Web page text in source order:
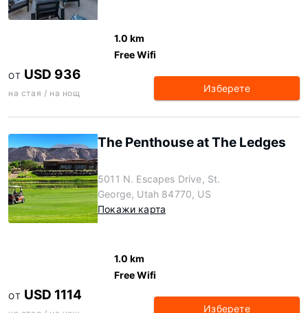
1.0 km
Free Wifi
ОТ USD 936
на стая / на нощ Изберете
The Penthouse at The Ledges
5011 N. Escapes Drive, St.
George, Utah 84770, US
Покажи карта
1.0 km
Free Wifi
ОТ USD 1114
Изберете